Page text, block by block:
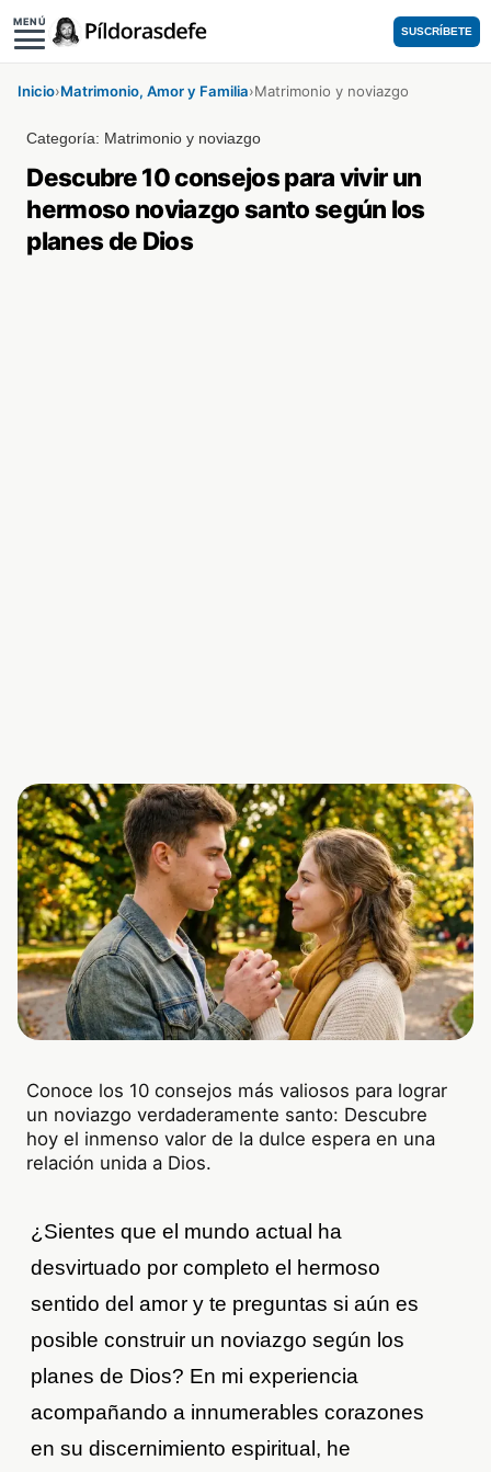
MENÚ
SUSCRÍBETE
Inicio›Matrimonio, Amor y Familia›Matrimonio y noviazgo
Categoría: Matrimonio y noviazgo
Descubre 10 consejos para vivir un
hermoso noviazgo santo según los
planes de Dios
Conoce los 10 consejos más valiosos para lograr
un noviazgo verdaderamente santo: Descubre
hoy el inmenso valor de la dulce espera en una
relación unida a Dios.
¿Sientes que el mundo actual ha
desvirtuado por completo el hermoso
sentido del amor y te preguntas si aún es
posible construir un noviazgo según los
planes de Dios? En mi experiencia
acompañando a innumerables corazones
en su discernimiento espiritual, he